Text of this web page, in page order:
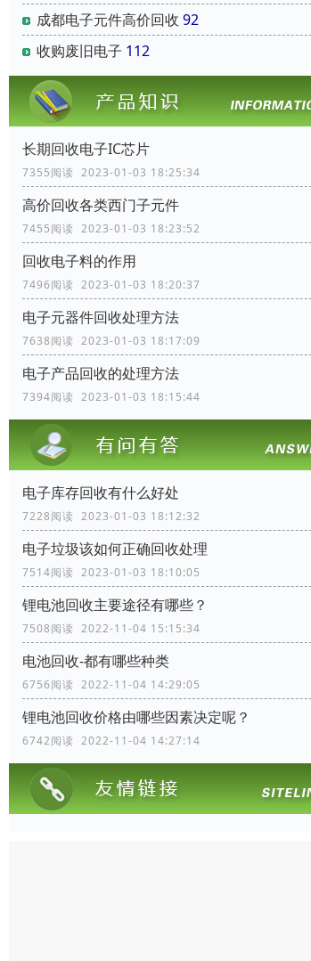
成都电子元件高价回收 92
收购废旧电子 112
长期回收电子IC芯片
7355阅读 2023-01-03 18:25:34
高价回收各类西门子元件
7455阅读 2023-01-03 18:23:52
回收电子料的作用
7496阅读 2023-01-03 18:20:37
电子元器件回收处理方法
7638阅读 2023-01-03 18:17:09
电子产品回收的处理方法
7394阅读 2023-01-03 18:15:44
电子库存回收有什么好处
7228阅读 2023-01-03 18:12:32
电子垃圾该如何正确回收处理
7514阅读 2023-01-03 18:10:05
锂电池回收主要途径有哪些？
7508阅读 2022-11-04 15:15:34
电池回收-都有哪些种类
6756阅读 2022-11-04 14:29:05
锂电池回收价格由哪些因素决定呢？
6742阅读 2022-11-04 14:27:14